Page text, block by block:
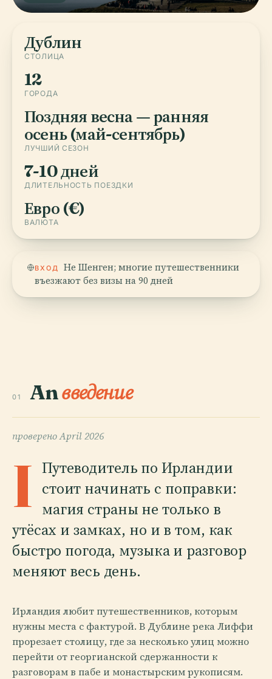
Дублин
СТОЛИЦА
12
ГОРОДА
Поздняя весна — ранняя
осень (май-сентябрь)
ЛУЧШИЙ СЕЗОН
7-10 дней
ДЛИТЕЛЬНОСТЬ ПОЕЗДКИ
Евро (€)
ВАЛЮТА
ВХОД
Не Шенген; многие путешественники
въезжают без визы на 90 дней
01 Anвведение
провереноApril 2026
I Путеводитель по Ирландии
стоит начинать с поправки:
магия страны не только в
утёсах и замках, но и в том, как
быстро погода, музыка и разговор
меняют весь день.
Ирландия любит путешественников, которым
нужны места с фактурой. В Дублине река Лиффи
прорезает столицу, где за несколько улиц можно
перейти от георгианской сдержанности к
разговорам в пабе и монастырским рукописям.